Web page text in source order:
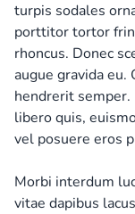
turpis sodales
porttitor tortor
rhoncus. Donec
augue gravida
hendrerit semper.
libero quis,
vel posuere eros
Morbi interdum
vitae dapibus